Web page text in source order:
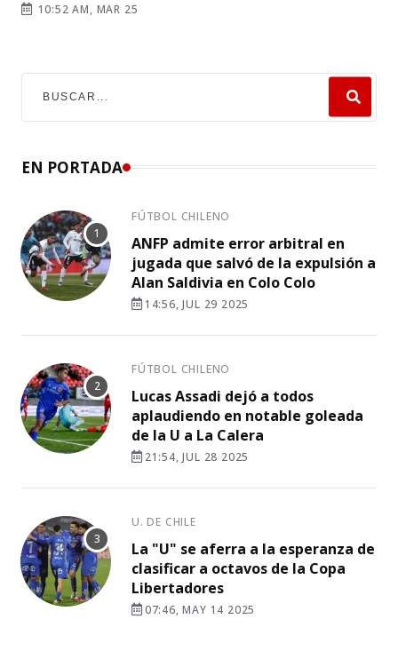
10:52 AM, MAR 25
EN PORTADA
FÚTBOL CHILENO
ANFP admite error arbitral en
jugada que salvó de la expulsión a
Alan Saldivia en Colo Colo
14:56, JUL 29 2025
FÚTBOL CHILENO
Lucas Assadi dejó a todos
aplaudiendo en notable goleada
de la U a La Calera
21:54, JUL 28 2025
U. DE CHILE
La "U" se aferra a la esperanza de
clasificar a octavos de la Copa
Libertadores
07:46, MAY 14 2025